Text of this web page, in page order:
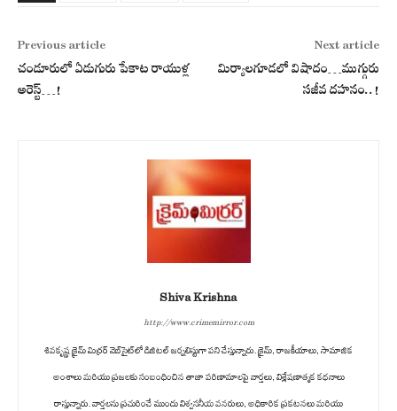
Previous article
చండూరులో ఏడుగురు పేకాట రాయుళ్ల
అరెస్ట్…!
Next article
మిర్యాలగూడలో విషాదం…ముగ్గురు
సజీవ దహనం..!
Shiva Krishna
http://www.crimemirror.com
శివకృష్ణ క్రైమ్ మిర్రర్ వెబ్‌సైట్‌లో డిజిటల్ జర్నలిస్టుగా పని చేస్తున్నారు. క్రైమ్, రాజకీయాలు, సామాజిక
అంశాలు మరియు ప్రజలకు సంబంధించిన తాజా పరిణామాలపై వార్తలు, విశ్లేషణాత్మక కథనాలు
రాస్తున్నారు. వార్తలను ప్రచురించే ముందు విశ్వసనీయ వనరులు, అధికారిక ప్రకటనలు మరియు